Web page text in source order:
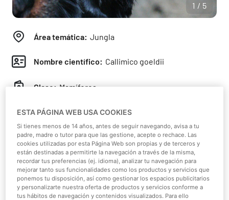
1/5
Área temática: Jungla
Nombre científico: Callimico goeldii
Clase:Mamíferos
Continente: América del Sur
Hábitat:Bosque tropical
Dieta:Omnívoro
Peso:400-850 g
ESTA PÁGINA WEB USA COOKIES
Si tienes menos de 14 años, antes de seguir navegando, avisa a tu
padre, madre o tutor para que las gestione, acepte o rechace. Las
cookies utilizadas por esta Página Web son propias y de terceros y
están destinadas a permitirte la navegación a través de la misma,
recordar tus preferencias (ej. idioma), analizar tu navegación para
mejorar tanto sus funcionalidades como los productos y servicios que
ponemos tu disposición, así como gestionar los espacios publicitarios
y personalizarte nuestra oferta de productos y servicios conforme a
tus hábitos de navegación y contenidos visualizados. Para ello